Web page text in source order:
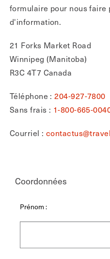
formulaire pour nous faire
d'information.
21 Forks Market Road
Winnipeg (Manitoba)
R3C 4T7 Canada
Téléphone :204-927-7800
Sans frais : 1-800-665-
Courriel :
Coordonnées
Prénom :